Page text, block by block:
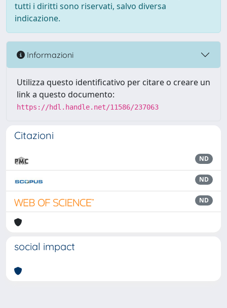
tutti i diritti sono riservati, salvo diversa
indicazione.
Informazioni
Utilizza questo identificativo per citare o creare un
link a questo documento:
https://hdl.handle.net/11586/237063
Citazioni
ND
ND
ND
social impact